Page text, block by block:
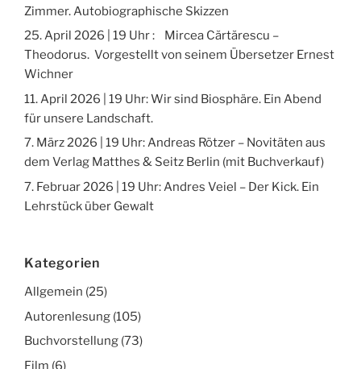
Zimmer. Autobiographische Skizzen
25. April 2026 | 19 Uhr : Mircea Cărtărescu –
Theodorus. Vorgestellt von seinem Übersetzer Ernest
Wichner
11. April 2026 | 19 Uhr: Wir sind Biosphäre. Ein Abend
für unsere Landschaft.
7. März 2026 | 19 Uhr: Andreas Rötzer – Novitäten aus
dem Verlag Matthes & Seitz Berlin (mit Buchverkauf)
7. Februar 2026 | 19 Uhr: Andres Veiel – Der Kick. Ein
Lehrstück über Gewalt
Kategorien
Allgemein (25)
Autorenlesung (105)
Buchvorstellung (73)
Film (6)